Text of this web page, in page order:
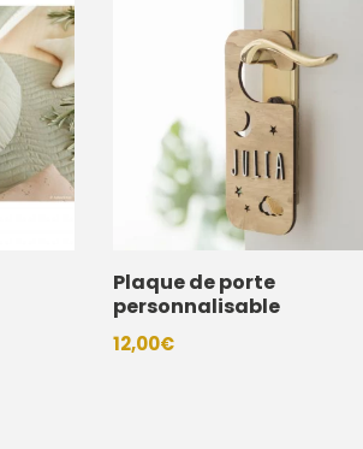
Plaque de porte
personnalisable
12,00€